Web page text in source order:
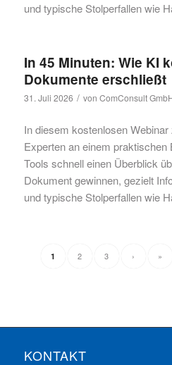
und typische Stolperfallen wie
In 45 Minuten: Wie KI
Dokumente erschließt
31. Juli 2026 / von ComConsult
In diesem kostenlosen
Experten an einem praktischen
Tools schnell einen Überblick
Dokument gewinnen, gezielt
und typische Stolperfallen wie
1 2 3 › »
KONTAKT